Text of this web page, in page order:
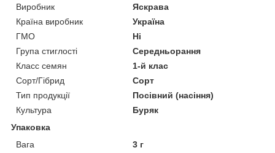
Виробник
Яскрава
Країна виробник
Україна
ГМО
Ні
Група стиглості
Середньорання
Класс семян
1-й клас
Сорт/Гібрид
Сорт
Тип продукції
Посівний (насіння)
Культура
Буряк
Упаковка
Вага
3 г